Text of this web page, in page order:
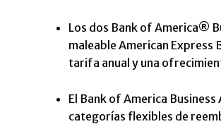
Los dos Bank of America®
maleable American Express
tarifa anual y una
El Bank of America
categorías flexibles de